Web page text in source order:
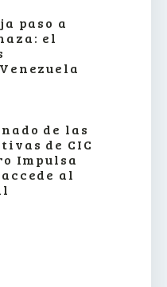
paso a
el
de las
de CIC
Impulsa
al